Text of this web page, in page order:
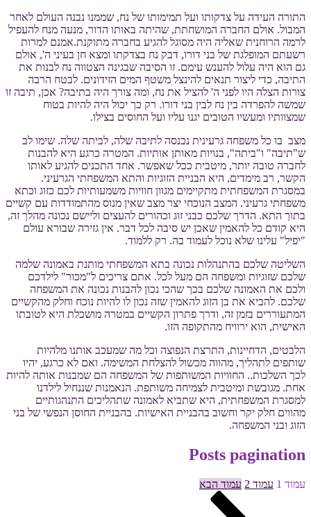
התורה העידה על צדקותו ועל תמימותו של נח, שממנו נבנה העולם לאחר
המבול. אולם החברה המושחתת, שהיתה באותו הדור, מנעה מנח להעפיל
לרמה הרוחנית שאליה היה מסוגל להגיע בחברה מתוקנת.אמנם למרות
רשעתם המופלגת של בני דורו, דבק נח בצדקתו ומצא חן בעיני ה', אולם
גם הוא היה עלול להענש עימם. זו הסיבה שבגינה הצטווה נח לבנות את
התיבה, כדי ליצור תנאים להינצל משטף המים הזידונים. לבטח הרבה
צורות הצלה היו לפני ה' להציל את נח, ומה צורך היה בתיבה? אכן, תיבה זו
שמשה להפרדה בין נח לבין בני דורו. רק כך יכול היה להיות בטוח
שמצוותיו ומעשיו הטובים יגנו עליו ועל החוסים בצילו.
מצב בו כל משפחה גרעינית נכנסה לתיבה שלה, לביתה שלה. שימו לב
ש"תיבה" ו"ביתה", בנויות מאותן אותיות. המטרה כרגע היא להבנות
לחברה טובה יותר, מיטבית ככל שאפשר. אחד התכנים להגיע לאותו
הקשר, רב מימדים, היא הבניית הזוגיות והתא המשפחתי הגרעיני.
במסגרת המשפחתית מתקיימים מגוון חוויות משמעותיות לכם כזוג וכתא
משפחתי גרעיני. המצב הנוכחי יצר מצב שאין מנוס מהתמודדות עם קשיים
בתוך התא. הדרך שלכם כבני זוג וכהורים להעצים וליישם נכונה מהלך זה,
היא קודם כל להאמין שאכן יש סיבה לכל דבר. אין גזירה שבורא עולם
"יפיל" עלינו שלא נוכל לעמוד בה. רק ללמוד.
השליטה שלכם בהתנהלות נכונה בתא המשפחתי מותנת באמונה שלמה
שלכם שזוגיות ומשפחה הם מעל לכל. אתם צריכים ל"מכור" לילדכם
ולכם את האמונה שלכם בכך שהכי נכון להבנות נכונה את המשפחה
שלכם. להביא את בן הזוג להאמין שזה נכון לו להיות נוכח וחלק מהקשיים
המתעוררים בזמן זה, ודרך פתרון הקשיים במטרה מושכלת היא לטובתו
האישית, הוא ירוויח מהתקופה הזו.
הלבטים, הדחיינות, התרצת הנפוצה וכל מה שמעכב אותנו מלהיות
שותפים לתהליך, מהווה מכשול להצלחת המשימה. ואם לא כרגע, יהיו
לכך השלכות.. החוויות המשותפות של המשפחה הם שמבנות אותה להיות
אחת. מגובשת ומיטבית לצמיחה משותפת. הנאמנות שננחיל לילדנו
למסגרת המשפחתית, היא שתביא לאמונה שתהליכים התנהגותיים
מהווים חלק יקר וחשוב בהבניית האישיות. בהבניית החוסן הנפשי של בני
הזוג ובני המשפחה.
Posts pagination
עמוד 1 עמוד 2 עמוד הבא